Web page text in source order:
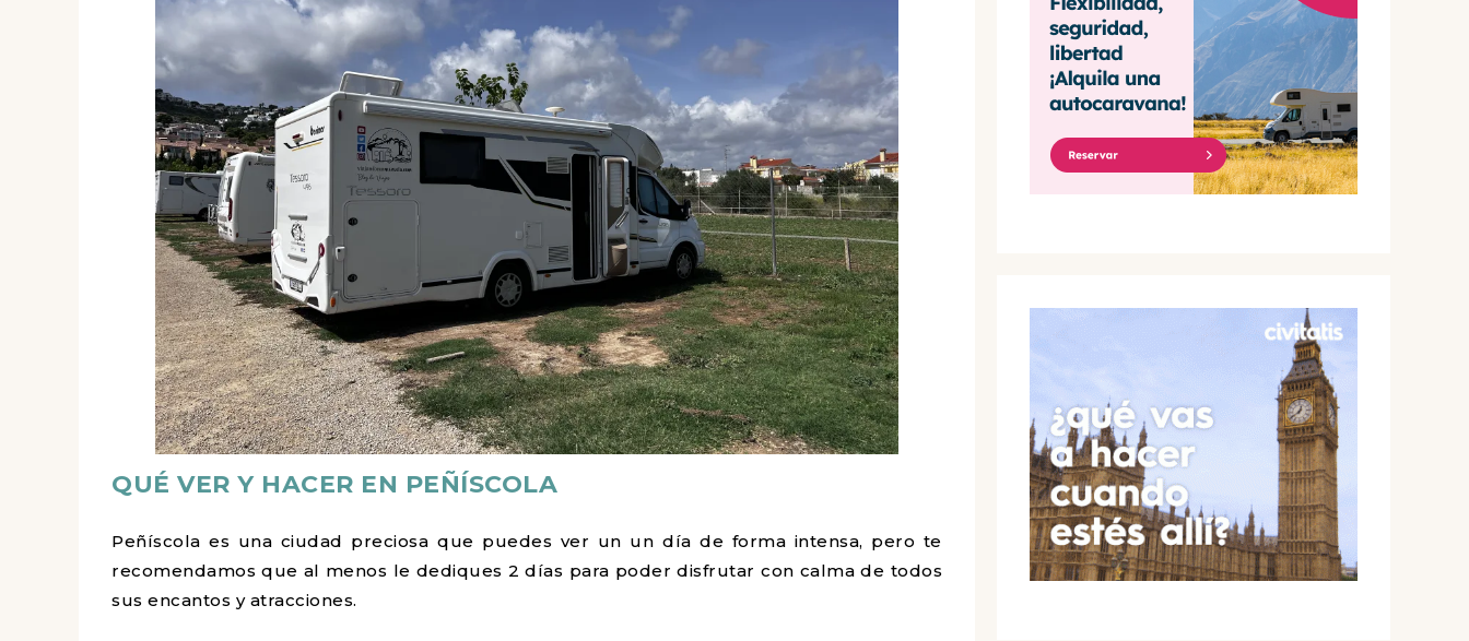
QUÉ VER Y HACER EN PEÑÍSCOLA
Peñíscola es una ciudad preciosa que puedes ver un un día de forma intensa, pero te
recomendamos que al menos le dediques 2 días para poder disfrutar con calma de todos
sus encantos y atracciones.